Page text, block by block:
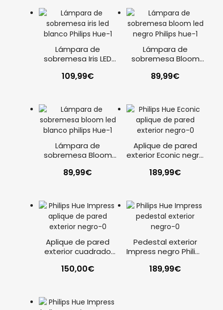
Lámpara de
sobremesa Iris LED
109,99€
Lámpara de
sobremesa Bloom
89,99€
Lámpara de
sobremesa Bloom
Hue
89,99€
Aplique de pared
exterior Econic negro
189,99€
Aplique de pared
exterior cuadrado
Hue
150,00€
Pedestal exterior
Impress negro Philips
189,99€